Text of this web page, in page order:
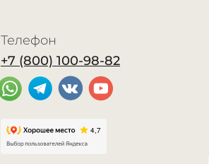
Телефон
+7 (800) 100-98-82